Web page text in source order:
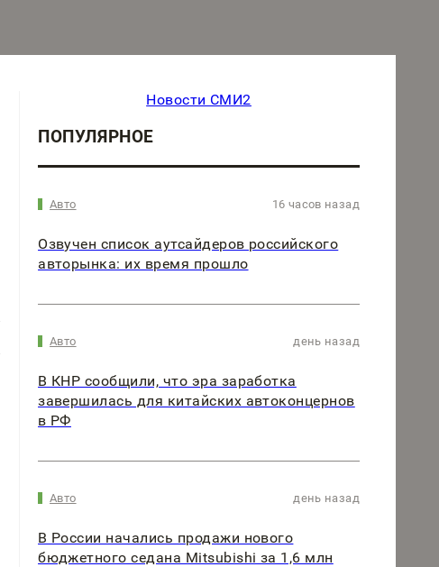
Новости СМИ2
ПОПУЛЯРНОЕ
Авто 16 часов назад
Озвучен список аутсайдеров российского
авторынка: их время прошло
Авто день назад
В КНР сообщили, что эра заработка
завершилась для китайских автоконцернов
в РФ
Авто день назад
В России начались продажи нового
бюджетного седана Mitsubishi за 1,6 млн